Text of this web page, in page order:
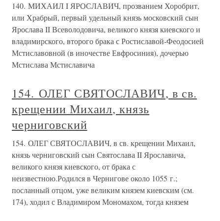
140. МИХАИЛ I ЯРОСЛАВИЧ, прозванием Хоробрит,
или Храбрый, первый удельный князь московский сын
Ярослава II Всеволодовича, великого князя киевского и
владимирского, второго брака с Ростиславой-Феодосией
Мстиславовной (в иночестве Евфросиния), дочерью
Мстислава Мстиславича
154. ОЛЕГ СВЯТОСЛАВИЧ, в св.
крещении Михаил, князь
черниговский
154. ОЛЕГ СВЯТОСЛАВИЧ, в св. крещении Михаил,
князь черниговский сын Святослава II Ярославича,
великого князя киевского, от брака с
неизвестною.Родился в Чернигове около 1055 г.;
посланный отцом, уже великим князем киевским (см.
174), ходил с Владимиром Мономахом, тогда князем